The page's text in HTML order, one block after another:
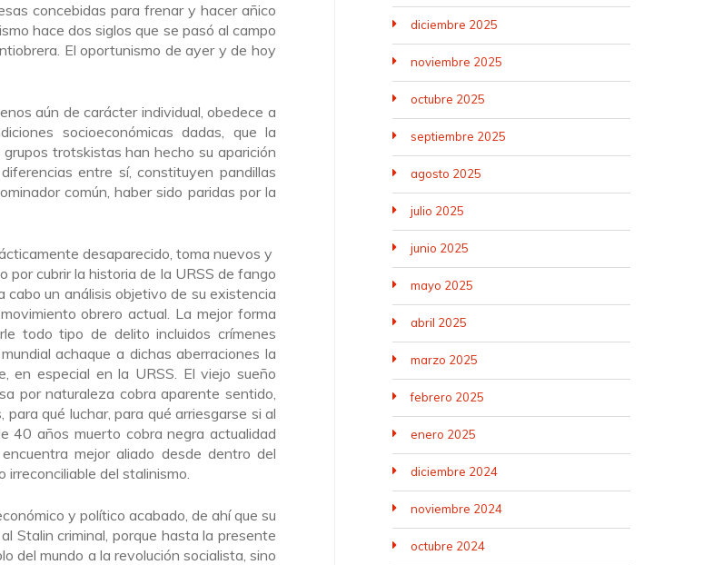
concebidas para frenar y hacer añico
hace dos siglos que se pasó al campo
El oportunismo de ayer y de hoy
aún de carácter individual, obedece a
socioeconómicas dadas, que la
trotskistas han hecho su aparición
entre sí, constituyen pandillas
común, haber sido paridas por la
desaparecido, toma nuevos y
por cubrir la historia de la URSS de fango
cabo un análisis objetivo de su existencia
obrero actual. La mejor forma
todo tipo de delito incluidos crímenes
achaque a dichas aberraciones la
en especial en la URSS. El viejo sueño
por naturaleza cobra aparente sentido,
qué luchar, para qué arriesgarse si al
40 años muerto cobra negra actualidad
mejor aliado desde dentro del
del stalinismo.
y político acabado, de ahí que su
Stalin criminal, porque hasta la presente
del mundo a la revolución socialista, sino
diciembre 2025
noviembre 2025
octubre 2025
septiembre 2025
agosto 2025
julio 2025
junio 2025
mayo 2025
abril 2025
marzo 2025
febrero 2025
enero 2025
diciembre 2024
noviembre 2024
octubre 2024